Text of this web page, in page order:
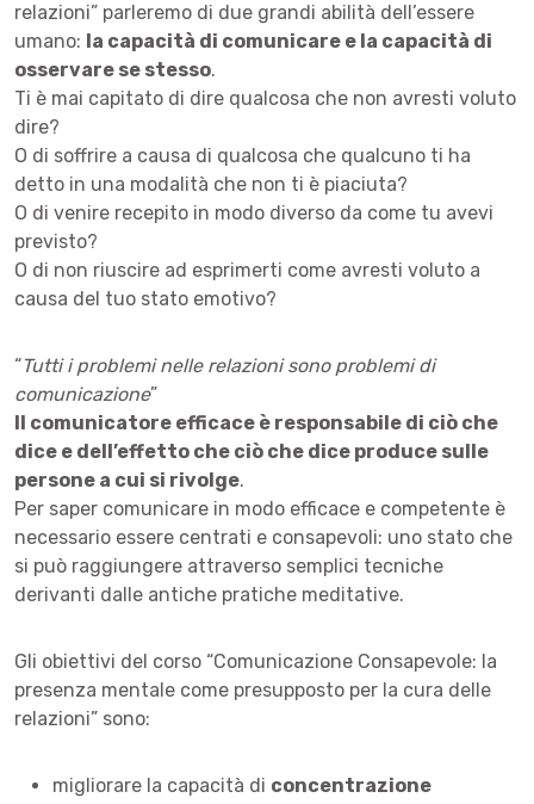
relazioni” parleremo di due grandi abilità dell’essere
umano: la capacità di comunicare e la capacità di
osservare se stesso.
Ti è mai capitato di dire qualcosa che non avresti voluto
dire?
O di soffrire a causa di qualcosa che qualcuno ti ha
detto in una modalità che non ti è piaciuta?
O di venire recepito in modo diverso da come tu avevi
previsto?
O di non riuscire ad esprimerti come avresti voluto a
causa del tuo stato emotivo?
“Tutti i problemi nelle relazioni sono problemi di
comunicazione”
Il comunicatore efficace è responsabile di ciò che
dice e dell’effetto che ciò che dice produce sulle
persone a cui si rivolge.
Per saper comunicare in modo efficace e competente è
necessario essere centrati e consapevoli: uno stato che
si può raggiungere attraverso semplici tecniche
derivanti dalle antiche pratiche meditative.
Gli obiettivi del corso “Comunicazione Consapevole: la
presenza mentale come presupposto per la cura delle
relazioni” sono:
migliorare la capacità di concentrazione